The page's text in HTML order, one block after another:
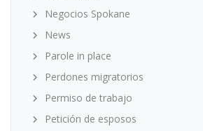
Negocios Spokane
News
Parole in place
Perdones migratorios
Permiso de trabajo
Petición de esposos